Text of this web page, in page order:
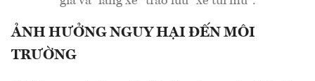
ẢNH HƯỞNG NGUY HẠI ĐẾN MÔI
TRƯỜNG